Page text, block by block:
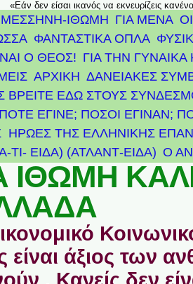
«Εάν δεν είσαι ικανός να εκνευρίζεις
ΜΕΣΣΗΝΗ-ΙΘΩΜΗ ΓΙΑ ΜΕΝΑ
ΦΑΝΤΑΣΤΙΚΑ ΟΠΛΑ
Ο ΘΕΟΣ! ΓΙΑ ΤΗΝ ΓΥΝΑΙΚΑ
ΑΡΧΙΚΉ ΔΑΝΕΙΑΚΕΣ
ΒΡΕΙΤΕ ΕΔΩ ΣΤΟΥΣ
ΕΓΙΝΕ; ΠΟΣΟΙ ΕΓΙΝΑΝ;
ΉΡΩΕΣ ΤΗΣ ΕΛΛΗΝΙΚΉΣ
ΤΙ- ΕΙΔΑ) (ΑΤΛΑΝΤ-ΕΙΔΑ) Ο
ΙΘΩΜΗ
είναι άξιος των